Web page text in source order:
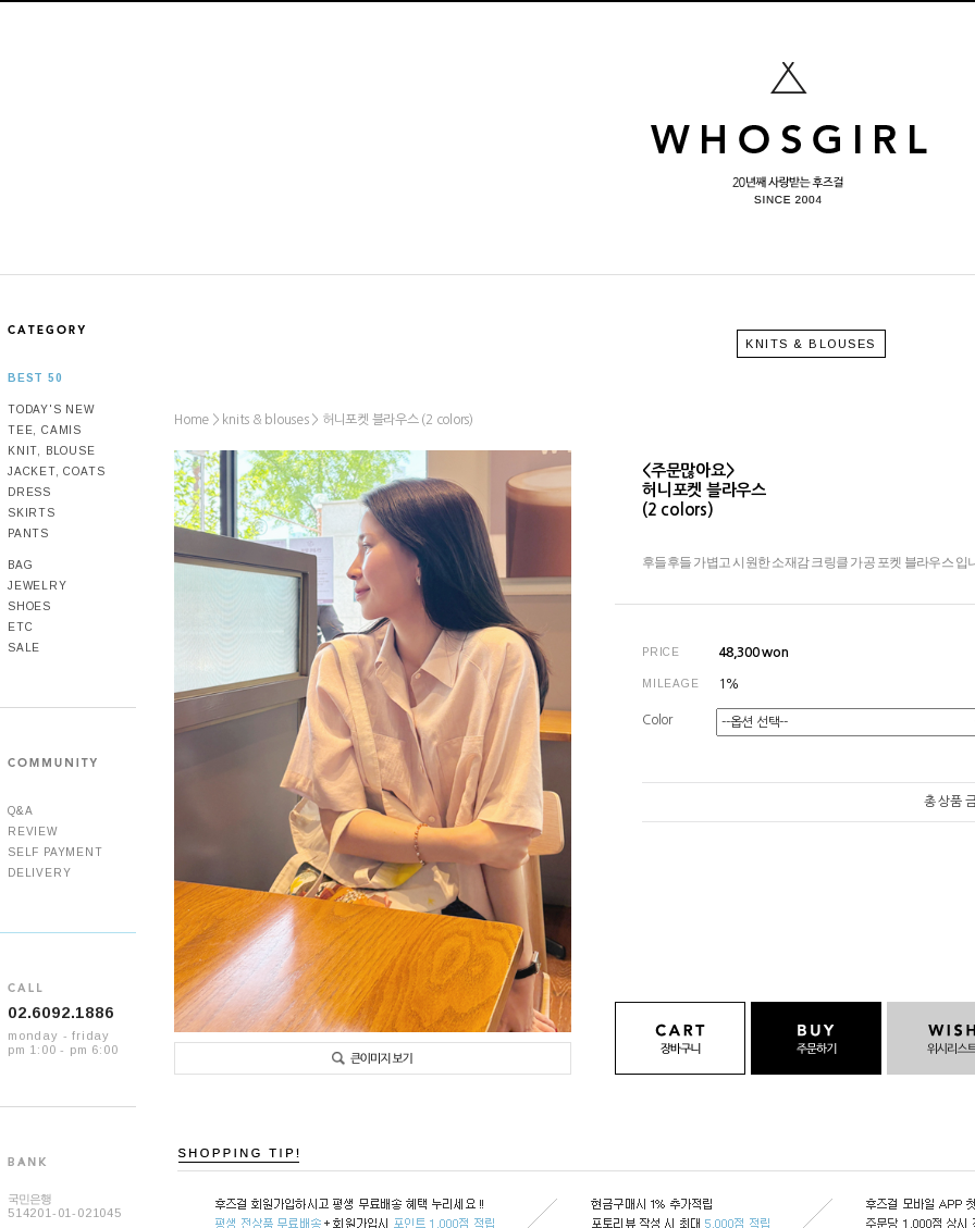
BEST 50
TODAY'S NEW
TEE, CAMIS
KNIT, BLOUSE
JACKET, COATS
DRESS
SKIRTS
PANTS
BAG
JEWELRY
SHOES
ETC
SALE
Q&A
REVIEW
SELF PAYMENT
DELIVERY
02.6092.1886
monday - friday
pm 1:00 - pm 6:00
국민은행
514201-01-021045
KNITS & BLOUSES
Home > knits & blouses > 허니포켓 블라우스 (2 colors)
<주문많아요>
허니포켓 블라우스
(2 colors)
후들후들 가볍고 시원한 소재감 크링클 가공 포켓 블라우스 입
PRICE 48,300won
MILEAGE 1%
Color
총 상품